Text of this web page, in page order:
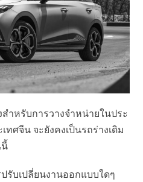
สำหรับการวางจำหน่ายในประ
ทศจีน จะยังคงเป็นรถร่างเดิม
นี้
รับเปลี่ยนงานออกแบบใดๆ